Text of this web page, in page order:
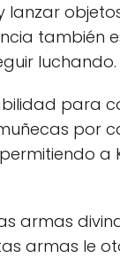
lanzar
también
luchando.
para
por
a
armas
armas le